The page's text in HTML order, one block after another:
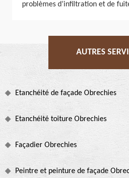
problèmes d’infiltration et de
AUTRES
Etanchéité de façade Obrechies
Etanchéité toiture Obrechies
Façadier Obrechies
Peintre et peinture de façade